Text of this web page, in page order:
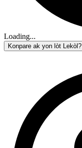
Loading...
Konpare ak yon lòt Lekòl?